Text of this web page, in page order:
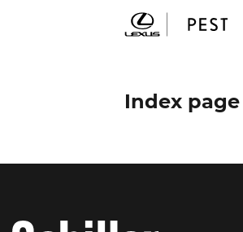
ŠKODA Schiller
Geely Schiller
Seat Schiller
Index page